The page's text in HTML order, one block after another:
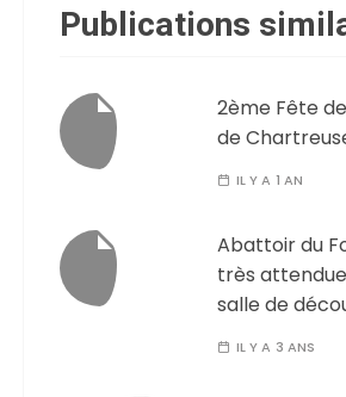
Publications
2ème Fête
de
IL Y A 1 AN
Abattoir du
très
salle de
IL Y A 3 ANS